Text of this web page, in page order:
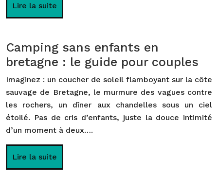
Lire la suite
Camping sans enfants en
bretagne : le guide pour couples
Imaginez : un coucher de soleil flamboyant sur la côte
sauvage de Bretagne, le murmure des vagues contre
les rochers, un dîner aux chandelles sous un ciel
étoilé. Pas de cris d’enfants, juste la douce intimité
d’un moment à deux….
Lire la suite